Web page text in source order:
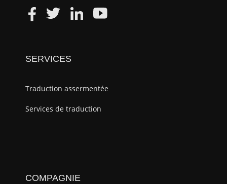
SERVICES
Traduction assermentée
Services de traduction
COMPAGNIE